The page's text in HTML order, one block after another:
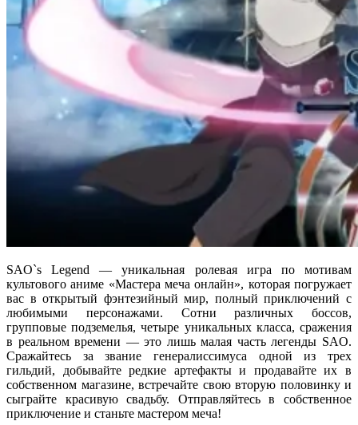
SAO`s Legend — уникальная ролевая игра по мотивам
культового аниме «Мастера меча онлайн», которая погружает
вас в открытый фэнтезийный мир, полный приключений с
любимыми персонажами. Сотни различных боссов,
групповые подземелья, четыре уникальных класса, сражения
в реальном времени — это лишь малая часть легенды SAO.
Сражайтесь за звание генералиссимуса одной из трех
гильдий, добывайте редкие артефакты и продавайте их в
собственном магазине, встречайте свою вторую половинку и
сыграйте красивую свадьбу. Отправляйтесь в собственное
приключение и станьте мастером меча!